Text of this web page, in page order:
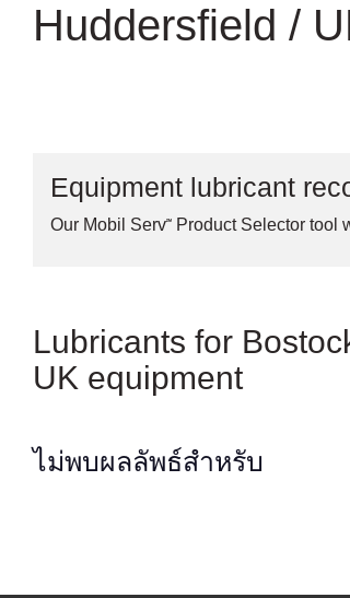
Huddersfield /
Equipment lubricant
Our Mobil Serv℠ Product Selector
Lubricants for
UK equipment
ไม่พบผลลัพธ์สำหรับ